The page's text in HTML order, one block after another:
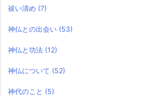
祓い清め (7)
神仏との出会い (53)
神仏と功法 (12)
神仏について (52)
神代のこと (5)